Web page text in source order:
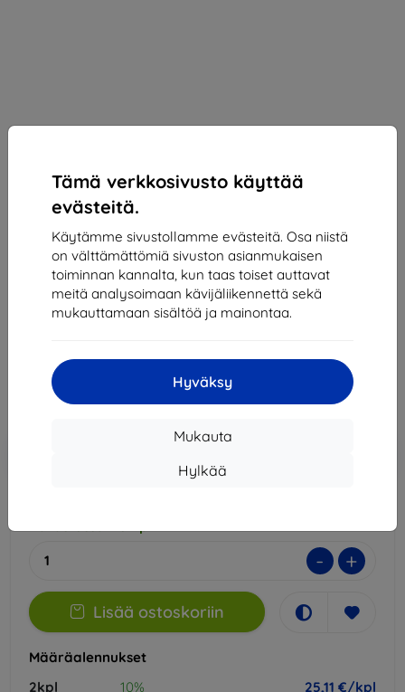
Tämä verkkosivusto käyttää
evästeitä.
Käytämme sivustollamme evästeitä. Osa niistä
on välttämättömiä sivuston asianmukaisen
toiminnan kannalta, kun taas toiset auttavat
meitä analysoimaan kävijäliikennettä sekä
mukauttamaan sisältöä ja mainontaa.
Hyväksy
Mukauta
Hylkää
3mk Paper Feeling Protective film for Blackview
Tab 9 11"
Blackview Tab 9
25,11 €
Hinta ilman ALV:tä
Alennus kupongilla
- +
Lisää ostoskoriin
Määräalennukset
2kpl
10% 25,11 €/kpl